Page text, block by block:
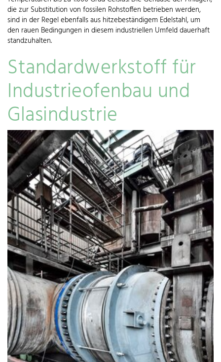
die zur Substitution von fossilen Rohstoffen betrieben werden,
sind in der Regel ebenfalls aus hitzebeständigem Edelstahl, um
den rauen Bedingungen in diesem industriellen Umfeld dauerhaft
standzuhalten.
Standardwerkstoff für
Industrieofenbau und
Glasindustrie